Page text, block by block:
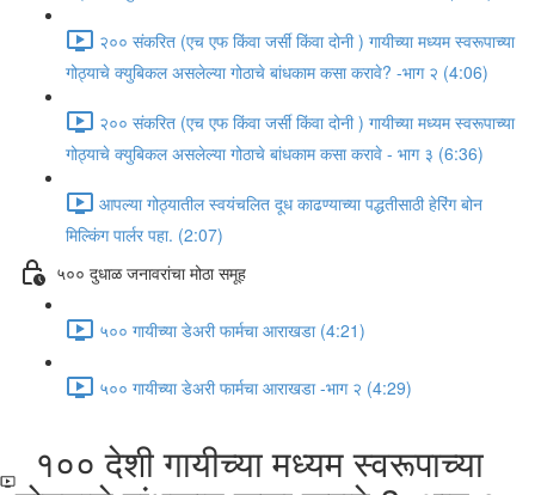
२०० संकरित (एच एफ किंवा जर्सी किंवा दोनी ) गायीच्या मध्यम स्वरूपाच्या
गोठ्याचे क्युबिकल असलेल्या गोठाचे बांधकाम कसा करावे? -भाग २ (4:06)
२०० संकरित (एच एफ किंवा जर्सी किंवा दोनी ) गायीच्या मध्यम स्वरूपाच्या
गोठ्याचे क्युबिकल असलेल्या गोठाचे बांधकाम कसा करावे - भाग ३ (6:36)
आपल्या गोठ्यातील स्वयंचलित दूध काढण्याच्या पद्धतीसाठी हेरिंग बोन
मिल्किंग पार्लर पहा. (2:07)
५०० दुधाळ जनावरांचा मोठा समूह
५०० गायीच्या डेअरी फार्मचा आराखडा (4:21)
५०० गायीच्या डेअरी फार्मचा आराखडा -भाग २ (4:29)
१०० देशी गायीच्या मध्यम स्वरूपाच्या